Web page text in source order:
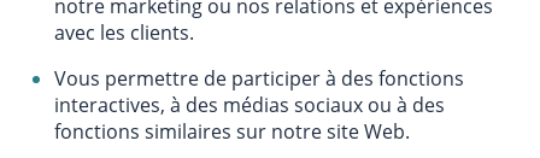
notre marketing ou nos relations et expériences
avec les clients.
Vous permettre de participer à des fonctions
interactives, à des médias sociaux ou à des
fonctions similaires sur notre site Web.